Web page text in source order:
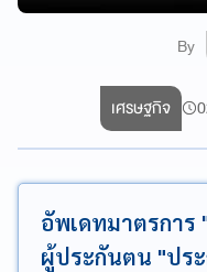
By
เศรษฐกิจ
อัพเดทมาตรการ
ผู้ประกันตน "ปร